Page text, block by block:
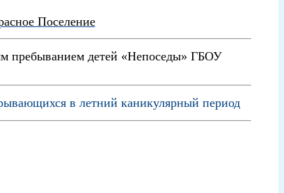
Поселение
пребыванием детей «Непоседы» ГБОУ
в летний каникулярный период